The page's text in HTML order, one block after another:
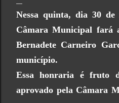
Nessa quinta, dia 30
Câmara Municipal fará
Bernadete Carneiro
município.
Essa honraria é fruto
aprovado pela Câmara